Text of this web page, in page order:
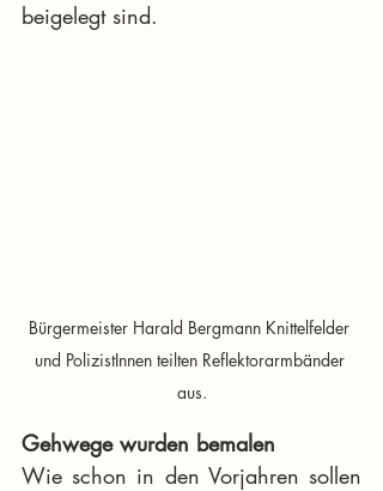
beigelegt sind.
Bürgermeister Harald Bergmann Knittelfelder
und PolizistInnen teilten Reflektorarmbänder
aus.
Gehwege wurden bemalen
Wie schon in den Vorjahren sollen